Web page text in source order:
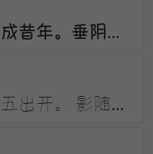
窗外一株梅，寒花五出开。 影随朝日远，香逐便风来。 泣对铜钩障，愁看玉镜台。 行人断消息，春恨几裴回。